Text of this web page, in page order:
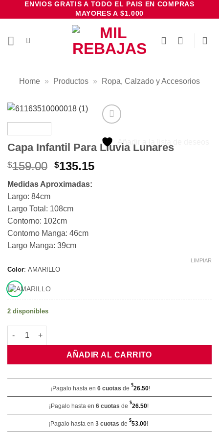
al
ENVIOS GRATIS A TODO EL PAIS EN COMPRAS
MAYORES A $1.000
Home » Productos » Ropa, Calzado y Accesorios
Añadir a la lista de deseos
Capa Infantil Para Lluvia Lunares
$159.00 El
original
$159.00.
$135.15El
Medidas Aproximadas:
Largo: 84cm
Largo Total: 108cm
Contorno: 102cm
Contorno Manga: 46cm
Largo Manga: 39cm
Color: AMARILLO
LIMPIAR
2 disponibles
Capa Infantil Para Lluvia Lunares cantidad
AÑADIR AL CARRITO
¡Pagalo hasta en 6 cuotas de $26.50!
¡Pagalo hasta en 6 cuotas de $26.50!
¡Pagalo hasta en 3 cuotas de $53.00!